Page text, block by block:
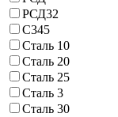
РСД32
С345
Сталь 10
Сталь 20
Сталь 25
Сталь 3
Сталь 30